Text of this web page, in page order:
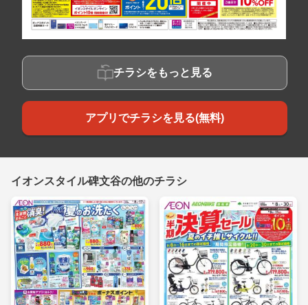
チラシをもっと見る
アプリでチラシを見る(無料)
イオンスタイル碑文谷の他のチラシ